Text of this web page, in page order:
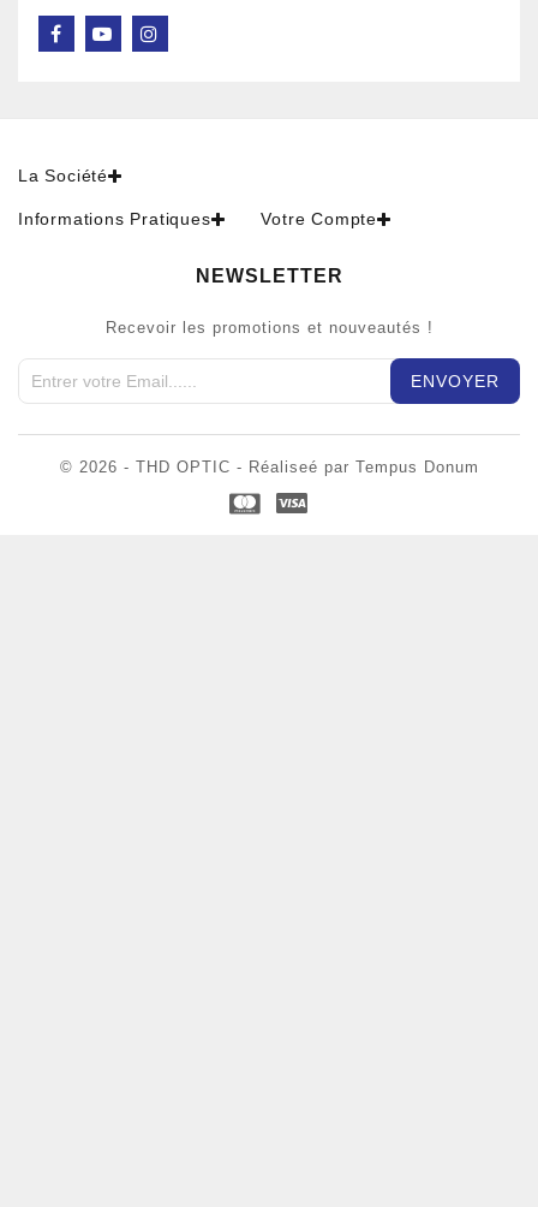
La Société
Informations Pratiques Votre Compte
NEWSLETTER
Recevoir les promotions et nouveautés !
© 2026 - THD OPTIC - Réaliseé par Tempus Donum